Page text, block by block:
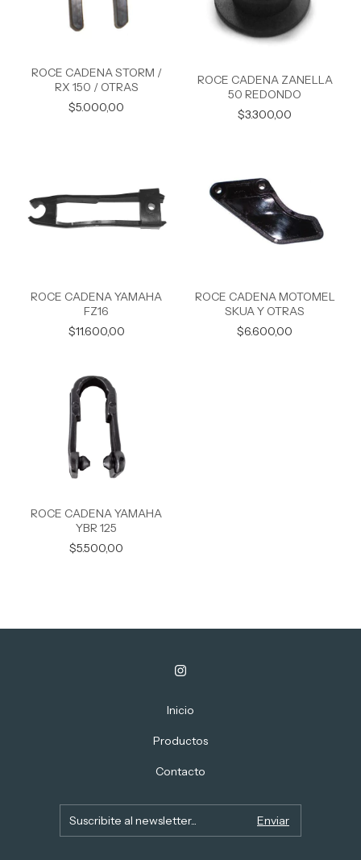
ROCE CADENA STORM /
RX 150 / OTRAS
$5.000,00
ROCE CADENA ZANELLA
50 REDONDO
$3.300,00
ROCE CADENA YAMAHA
FZ16
$11.600,00
ROCE CADENA MOTOMEL
SKUA Y OTRAS
$6.600,00
ROCE CADENA YAMAHA
YBR 125
$5.500,00
Inicio
Productos
Contacto